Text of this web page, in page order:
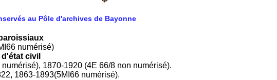
au Pôle d'archives de Bayonne
numérisé)
civil
1870-1920 (4E 66/8 non numérisé).
1863-1893(5MI66 numérisé).